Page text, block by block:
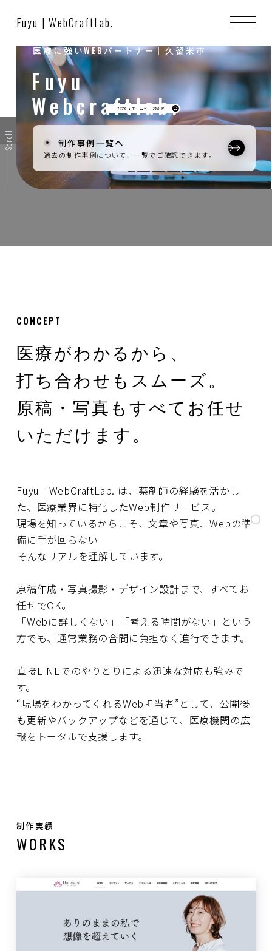
医療に強いWebパートナー
Fuyu | WebCraftLab.
医療に強いWEBパートナー｜久留米市
Fuyu
Webcraftlab.
制作事例一覧へ
過去の制作事例について、一覧でご確認できます。
Scroll
CONCEPT
医療がわかるから、
打ち合わせもスムーズ。
原稿・写真もすべてお任せ
いただけます。
Fuyu | WebCraftLab. は、薬剤師の経験を活かし
た、医療業界に特化したWeb制作サービス。
現場を知っているからこそ、文章や写真、Webの準
備に手が回らない
――そんなリアルを理解しています。
原稿作成・写真撮影・デザイン設計まで、すべてお
任せでOK。
「Webに詳しくない」「考える時間がない」という
方でも、通常業務の合間に負担なく進行できます。
直接LINEでのやりとりによる迅速な対応も強みで
す。
“現場をわかってくれるWeb担当者”として、公開後
も更新やバックアップなどを通じて、医療機関の広
報をトータルで支援します。
制作実績
WORKS